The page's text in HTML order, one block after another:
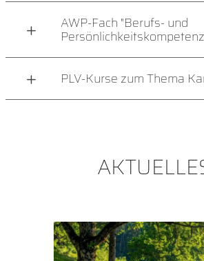
AWP-Fach "Berufs- und
PLV-Kurse zum Thema